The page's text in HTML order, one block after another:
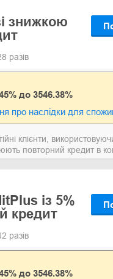
знижкою
разів
до 3546.38%
про наслідки для
клієнти,
повторний кредит в
із 5%
кредит
разів
до 3546.38%